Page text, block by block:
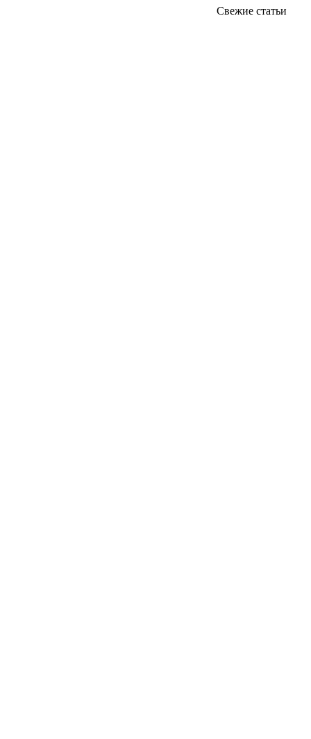
Свежие статьи